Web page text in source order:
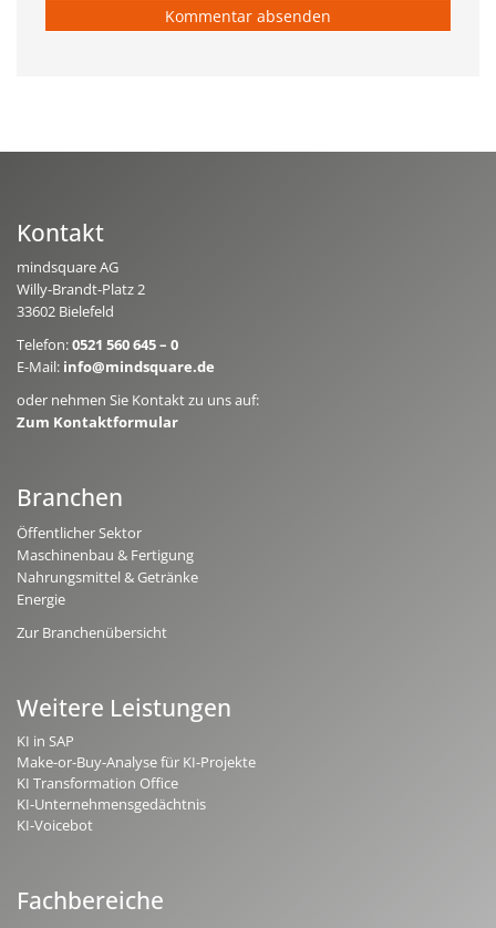
Kontakt
mindsquare AG
Willy-Brandt-Platz 2
33602 Bielefeld
Telefon:0521 560 645 – 0
E-Mail: info@mindsquare.de
oder nehmen Sie Kontakt zu uns auf:
Zum Kontaktformular
Branchen
Öffentlicher Sektor
Maschinenbau & Fertigung
Nahrungsmittel & Getränke
Energie
Zur Branchenübersicht
Weitere Leistungen
KI in SAP
Make-or-Buy-Analyse für KI-Projekte
KI Transformation Office
KI-Unternehmensgedächtnis
KI-Voicebot
Fachbereiche